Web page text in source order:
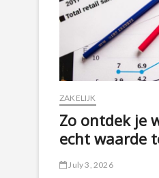
ZAKELIJK
Zo ontdek je
echt waarde
July 3, 2026